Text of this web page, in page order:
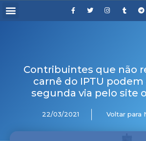
Contribuintes que não
carnê do IPTU
segunda via pelo site
22/03/2021 Voltar para